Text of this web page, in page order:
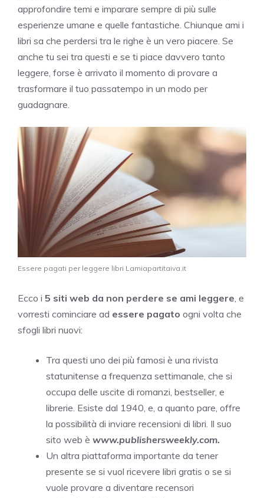
approfondire temi e imparare sempre di più sulle
esperienze umane e quelle fantastiche. Chiunque ami i
libri sa che perdersi tra le righe è un vero piacere. Se
anche tu sei tra questi e se ti piace davvero tanto
leggere, forse è arrivato il momento di provare a
trasformare il tuo passatempo in un modo per
guadagnare.
Essere pagati per leggere libri Lamiapartitaiva.it
Ecco i 5 siti web da non perdere se ami leggere , e
vorresti cominciare ad essere pagato ogni volta che
sfogli libri nuovi:
Tra questi uno dei più famosi è una rivista
statunitense a frequenza settimanale, che si
occupa delle uscite di romanzi, bestseller, e
librerie. Esiste dal 1940, e, a quanto pare, offre
la possibilità di inviare recensioni di libri. Il suo
sito web è www.publishersweekly.com.
Un altra piattaforma importante da tener
presente se si vuol ricevere libri gratis o se si
vuole provare a diventare recensori